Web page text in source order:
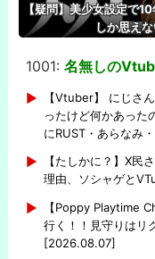
【疑問】美少女設定で
しか思え
1001: 名無しの
【Vtuber】 にじさ
ったけど何かあった
にRUST・あらなみ
【たしかに？】X民
理由、ソシャゲと
【Poppy Playtime
行く！！見守りはリ
[2026.08.07]